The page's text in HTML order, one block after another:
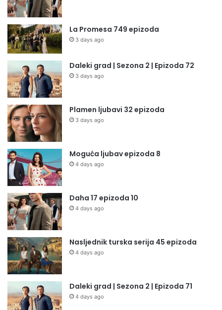
La Promesa 749 epizoda
3 days ago
Daleki grad | Sezona 2 | Epizoda 72
3 days ago
Plamen ljubavi 32 epizoda
3 days ago
Moguća ljubav epizoda 8
4 days ago
Daha 17 epizoda 10
4 days ago
Nasljednik turska serija 45 epizoda
4 days ago
Daleki grad | Sezona 2 | Epizoda 71
4 days ago